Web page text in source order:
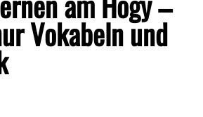
Vokabeln und